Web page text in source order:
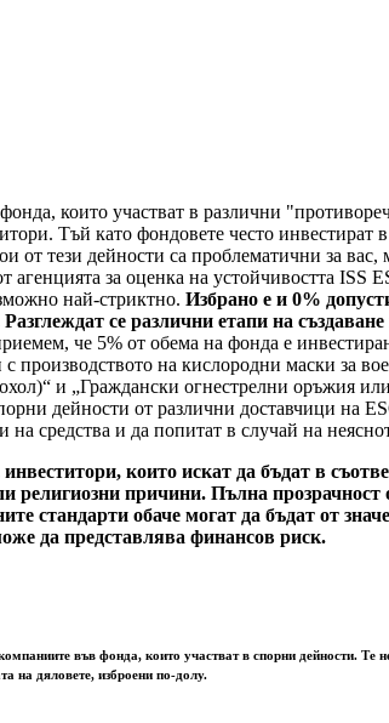
които участват в различни
Тъй като фондовете често
от тези дейности са проблематични за
агенцията за оценка на устойчивостта
най-стриктно. Избрано е и 0%
се различни етапи на
че 5% от обема на фонда е
производството на кислородни маски за
и „Граждански огнестрелни оръжия
дейности от различни доставчици на
средства и да попитат в случай на
които искат да бъдат в
религиозни причини. Пълна
стандарти обаче могат да бъдат от
да представлява финансов риск.
във фонда, които участват в спорни дейности.
на дяловете, изброени по-долу.